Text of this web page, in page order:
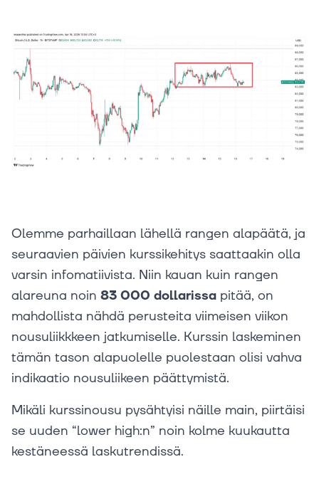
Olemme parhaillaan lähellä rangen alapäätä, ja
seuraavien päivien kurssikehitys saattaakin olla
varsin infomatiivista. Niin kauan kuin rangen
alareuna noin 83 000 dollarissa pitää, on
mahdollista nähdä perusteita viimeisen viikon
nousuliikkkeen jatkumiselle. Kurssin laskeminen
tämän tason alapuolelle puolestaan olisi vahva
indikaatio nousuliikeen päättymistä.
Mikäli kurssinousu pysähtyisi näille main, piirtäisi
se uuden “lower high:n” noin kolme kuukautta
kestäneessä laskutrendissä.